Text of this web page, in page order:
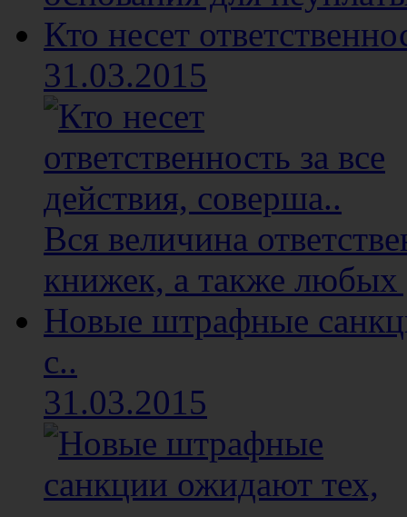
Кто несет
31.03.2015
Вся величина
книжек, а также любых
Новые штрафные
с..
31.03.2015